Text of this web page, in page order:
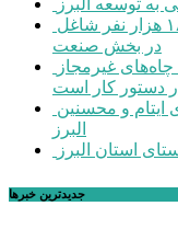
به توسعه البرز
در بخش صنعت
دستور کار است
البرز
جديدترين خبرها